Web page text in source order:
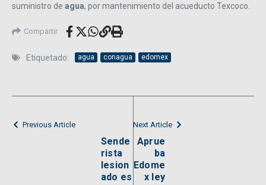
suministro de agua, por mantenimiento del acueducto Texcoco.
Compartir
Etiquetado: agua conagua edomex
Previous Article
Sende
rista
lesion
ado es
Next Article
Aprue
ba
Edome
x ley